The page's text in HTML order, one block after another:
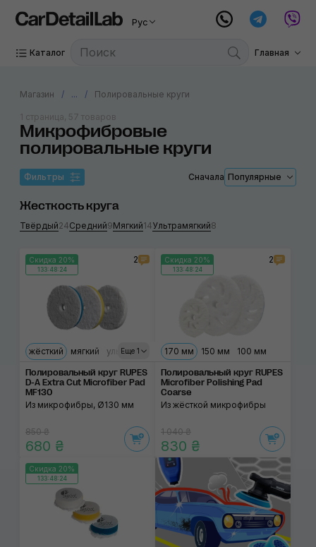
Рус
Каталог Главная
Магазин ... Полировальные круги
Микрофибровые
полировальные круги
1 страница, 57 товаров
Фильтры Сначала Популярные
Жесткость круга
Твёрдый24Средний9Мягкий14Ультрамягкий8
Скидка 20%
133:48:24
2
Еще 1
жёсткий мягкий ультрамягкий
Полировальный круг RUPES
D-A Extra Cut Microfiber Pad
MF130
Из микрофибры, Ø130 мм
850 ₴
680 ₴
Скидка 20%
133:48:24
2
170 мм 150 мм 100 мм
Полировальный круг RUPES
Microfiber Polishing Pad
Сoarse
Из жёсткой микрофибры
1 040 ₴
830 ₴
Скидка 20%
133:48:24